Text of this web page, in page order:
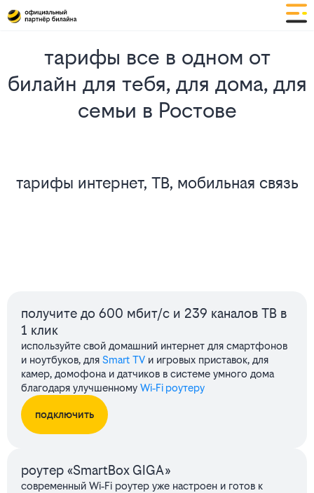
тарифы все в одном от
билайн для тебя, для дома, для
семьи в Ростове
тарифы интернет, ТВ, мобильная связь
Сервисы
получите до 600 мбит/с и 239 каналов ТВ в
1 клик
используйте свой домашний интернет для смартфонов
и ноутбуков, для Smart TV и игровых приставок, для
камер, домофона и датчиков в системе умного дома
благодаря улучшенному Wi‑Fi роутеру
подключить
роутер «SmartBox GIGA»
современный Wi‑Fi роутер уже настроен и готов к